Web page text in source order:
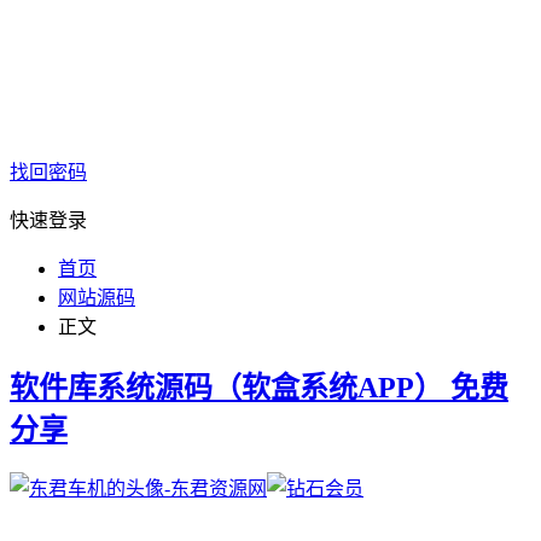
找回密码
快速登录
首页
网站源码
正文
软件库系统源码（软盒系统APP） 免费
分享